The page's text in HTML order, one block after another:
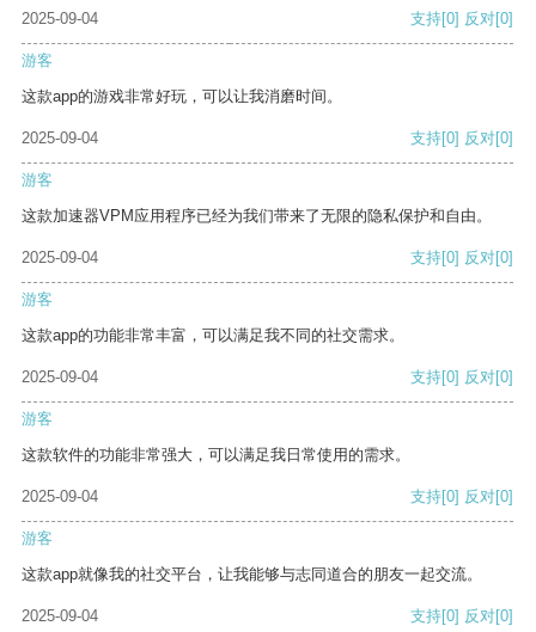
2025-09-04 支持[0] 反对[0]
游客
这款app的游戏非常好玩，可以让我消磨时间。
2025-09-04 支持[0] 反对[0]
游客
这款加速器VPM应用程序已经为我们带来了无限的隐私保护和自由。
2025-09-04 支持[0] 反对[0]
游客
这款app的功能非常丰富，可以满足我不同的社交需求。
2025-09-04 支持[0] 反对[0]
游客
这款软件的功能非常强大，可以满足我日常使用的需求。
2025-09-04 支持[0] 反对[0]
游客
这款app就像我的社交平台，让我能够与志同道合的朋友一起交流。
2025-09-04 支持[0] 反对[0]